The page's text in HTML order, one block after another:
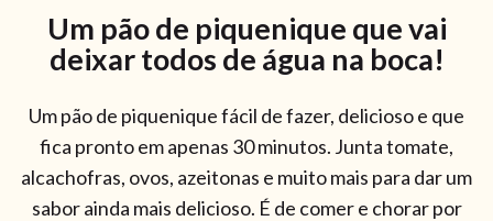
Um pão de piquenique que vai
deixar todos de água na boca!
Um pão de piquenique fácil de fazer, delicioso e que
fica pronto em apenas 30 minutos. Junta tomate,
alcachofras, ovos, azeitonas e muito mais para dar um
sabor ainda mais delicioso. É de comer e chorar por